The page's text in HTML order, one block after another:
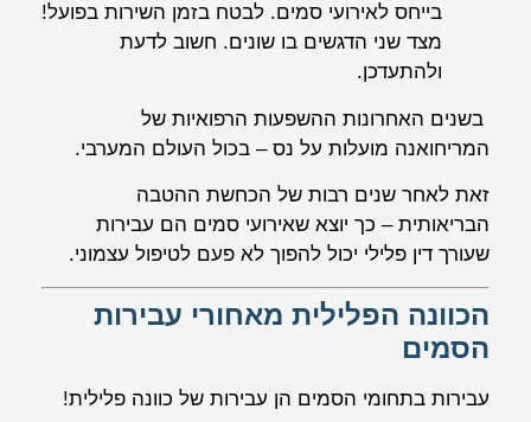
בייחס לאירועי סמים. לבטח בזמן השירות בפועל!
מצד שני הדגשים בו שונים. חשוב לדעת
ולהתעדכן.
בשנים האחרונות ההשפעות הרפואיות של
המריחואנה מועלות על נס – בכול העולם המערבי.
זאת לאחר שנים רבות של הכחשת ההטבה
הבריאותית – כך יוצא שאירועי סמים הם עבירות
שעורך דין פלילי יכול להפוך לא פעם לטיפול עצמוני.
הכוונה הפלילית מאחורי עבירות
הסמים
עבירות בתחומי הסמים הן עבירות של כוונה פלילית!